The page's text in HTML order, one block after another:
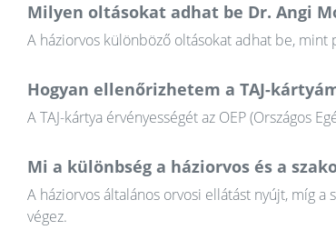
Milyen oltásokat adhat be Dr. Angi
A háziorvos különböző oltásokat adhat be,
Hogyan ellenőrizhetem a TAJ-
A TAJ-kártya érvényességét az OEP (Országos
Mi a különbség a háziorvos és a
A háziorvos általános orvosi ellátást nyújt, míg
végez.